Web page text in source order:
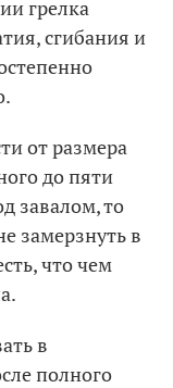
грелка
сгибания и
от размера
до пяти
завалом, то
замерзнуть в
что чем
в
полного